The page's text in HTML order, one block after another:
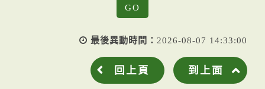
GO
最後異動時間： 2026-08-07 14:33:00
回上頁 到上面